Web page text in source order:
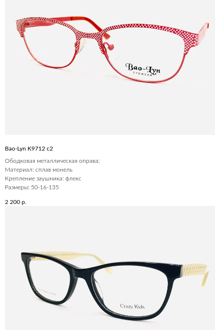
Bao-Lyn K9712 c2
Ободковая металлическая оправа;
Материал: сплав монель
Крепление заушника: флекс
Размеры: 50-16-135
2 200 р.